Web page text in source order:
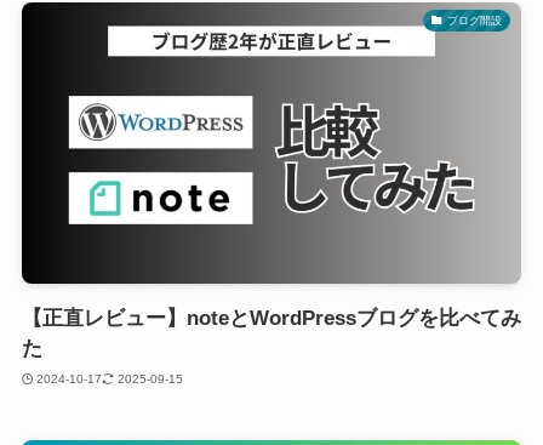
ブログ開設
【正直レビュー】noteとWordPressブログを比べてみ
た
2024-10-17 2025-09-15